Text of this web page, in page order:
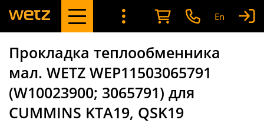
En
Прокладка теплообменника
мал. WETZ WEP11503065791
(W10023900; 3065791) для
CUMMINS KTA19, QSK19